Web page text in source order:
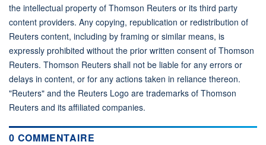
the intellectual property of Thomson Reuters or its third party
content providers. Any copying, republication or redistribution of
Reuters content, including by framing or similar means, is
expressly prohibited without the prior written consent of Thomson
Reuters. Thomson Reuters shall not be liable for any errors or
delays in content, or for any actions taken in reliance thereon.
"Reuters" and the Reuters Logo are trademarks of Thomson
Reuters and its affiliated companies.
0 COMMENTAIRE